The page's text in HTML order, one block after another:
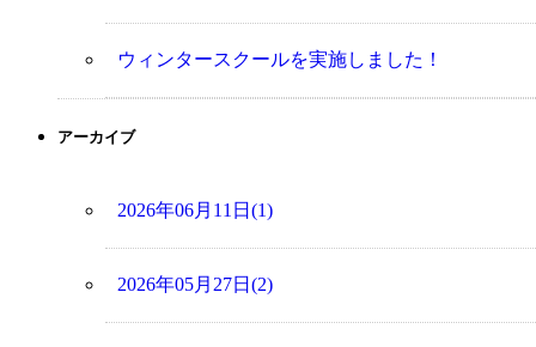
ウィンタースクールを実施しました！
アーカイブ
2026年06月11日(1)
2026年05月27日(2)